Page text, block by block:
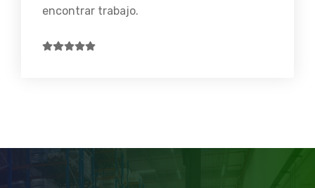
encontrar trabajo.